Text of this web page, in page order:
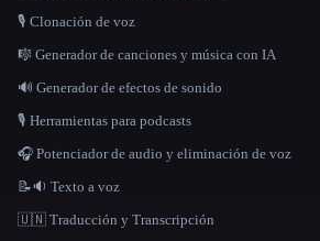
🎙️ Clonación de voz
🎼 Generador de canciones y música con IA
🔊 Generador de efectos de sonido
🎙️ Herramientas para podcasts
🎧 Potenciador de audio y eliminación de voz
📝🔉 Texto a voz
🇺🇳 Traducción y Transcripción